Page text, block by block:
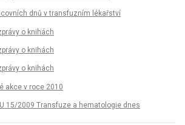
dnů v transfuzním lékařství
o knihách
o knihách
o knihách
akce v roce 2010
15/2009 Transfuze a hematologie dnes